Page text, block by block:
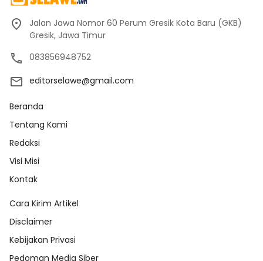
Jalan Jawa Nomor 60 Perum Gresik Kota Baru (GKB)
Gresik, Jawa Timur
083856948752
editorselawe@gmail.com
Beranda
Tentang Kami
Redaksi
Visi Misi
Kontak
Cara Kirim Artikel
Disclaimer
Kebijakan Privasi
Pedoman Media Siber